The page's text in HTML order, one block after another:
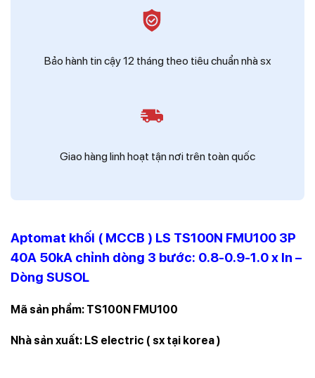
Bảo hành tin cậy 12 tháng theo tiêu chuẩn nhà sx
Giao hàng linh hoạt tận nơi trên toàn quốc
Aptomat khối ( MCCB ) LS TS100N FMU100 3P
40A 50kA chỉnh dòng 3 bước: 0.8-0.9-1.0 x In –
Dòng SUSOL
Mã sản phẩm: TS100N FMU100
Nhà sản xuất: LS electric ( sx tại korea )